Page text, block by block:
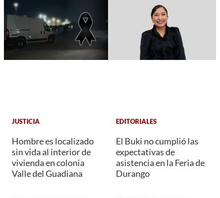
JUSTICIA
Hombre es localizado
sin vida al interior de
vivienda en colonia
Valle del Guadiana
EDITORIALES
El Buki no cumplió las
expectativas de
asistencia en la Feria de
Durango